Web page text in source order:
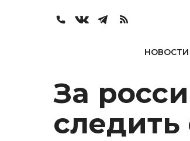
НОВОСТИ
За